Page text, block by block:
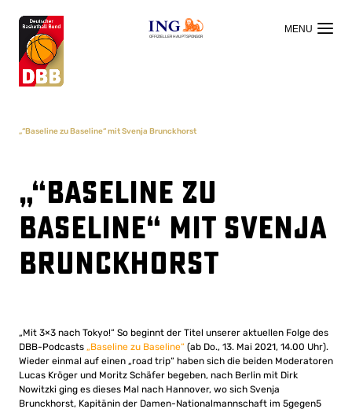
OFFIZIELLER HAUPTSPONSOR
„“Baseline zu Baseline“ mit Svenja Brunckhorst
„“Baseline zu
Baseline“ mit Svenja
Brunckhorst
„Mit 3×3 nach Tokyo!“ So beginnt der Titel unserer aktuellen Folge des
DBB-Podcasts „Baseline zu Baseline“ (ab Do., 13. Mai 2021, 14.00 Uhr).
Wieder einmal auf einen „road trip“ haben sich die beiden Moderatoren
Lucas Kröger und Moritz Schäfer begeben, nach Berlin mit Dirk
Nowitzki ging es dieses Mal nach Hannover, wo sich Svenja
Brunckhorst, Kapitänin der Damen-Nationalmannschaft im 5gegen5